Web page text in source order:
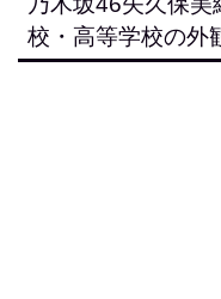
校・高等学校の外